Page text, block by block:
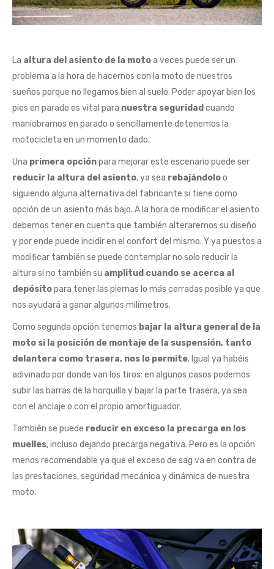
La altura del asiento de la motoa veces puede ser un
problema a la hora de hacernos con la moto de nuestros
sueños porque no llegamos bien al suelo. Poder apoyar bien los
pies en parado es vital para nuestra seguridad cuando
maniobramos en parado o sencillamente detenemos la
motocicleta en un momento dado.
Una primera opciónpara mejorar este escenario puede ser
reducir la altura del asiento, ya sea rebajándoloo
siguiendo alguna alternativa del fabricante si tiene como
opción de un asiento más bajo. A la hora de modificar el asiento
debemos tener en cuenta que también alteraremos su diseño
y por ende puede incidir en el confort del mismo. Y ya puestos a
modificar también se puede contemplar no solo reducir la
altura si no también su amplitud cuando se acerca al
depósitopara tener las piernas lo más cerradas posible ya que
nos ayudará a ganar algunos milímetros.
Como segunda opción tenemos bajar la altura general de la
moto si la posición de montaje de la suspensión, tanto
delantera como trasera, nos lo permite. Igual ya habéis
adivinado por donde van los tiros: en algunos casos podemos
subir las barras de la horquilla y bajar la parte trasera, ya sea
con el anclaje o con el propio amortiguador.
También se puede reducir en exceso la precarga en los
muelles, incluso dejando precarga negativa. Pero es la opción
menos recomendable ya que el exceso de sag va en contra de
las prestaciones, seguridad mecánica y dinámica de nuestra
moto.